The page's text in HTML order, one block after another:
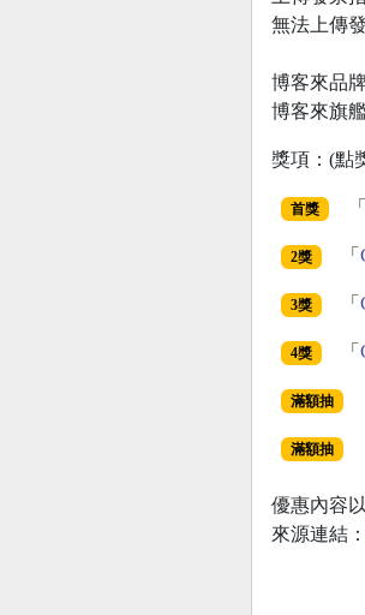
無法上傳
博客來品
博客來旗
獎項：(點
首獎 「
2獎 「
3獎 「
4獎 「
滿額抽
滿額抽
優惠內容
來源連結：